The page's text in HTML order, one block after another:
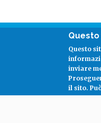
Questo
inviare
il sito.